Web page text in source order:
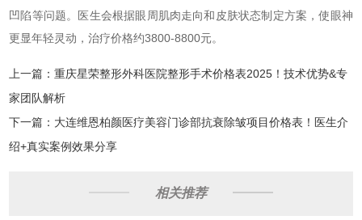
凹陷等问题。医生会根据眼周肌肉走向和皮肤状态制定方案，使眼神
更显年轻灵动，治疗价格约3800-8800元。
上一篇：重庆星荣整形外科医院整形手术价格表2025！技术优势&专
家团队解析
下一篇： 大连维恩柏颜医疗美容门诊部抗衰除皱项目价格表！医生介
绍+真实案例效果分享
相关推荐